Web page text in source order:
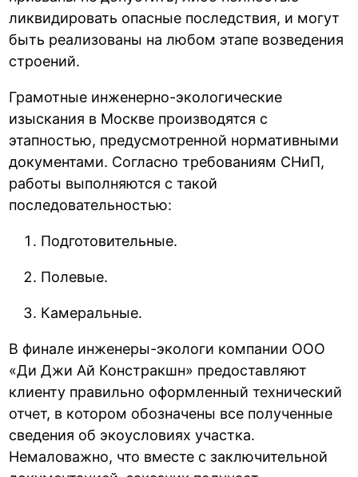
ликвидировать опасные последствия, и могут
быть реализованы на любом этапе возведения
строений.
Грамотные инженерно-экологические
изыскания в Москве производятся с
этапностью, предусмотренной нормативными
документами. Согласно требованиям СНиП,
работы выполняются с такой
последовательностью:
Подготовительные.
Полевые.
Камеральные.
В финале инженеры-экологи компании ООО
«Ди Джи Ай Констракшн» предоставляют
клиенту правильно оформленный технический
отчет, в котором обозначены все полученные
сведения об экоусловиях участка.
Немаловажно, что вместе с заключительной